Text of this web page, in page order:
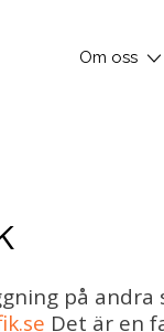
Om oss
på
Det är en